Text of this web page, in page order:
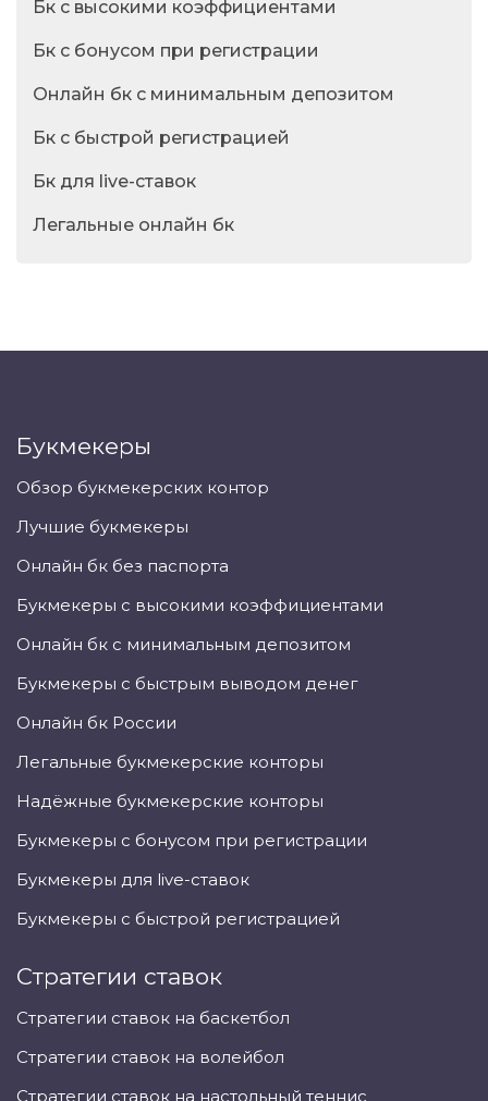
Бк с высокими коэффициентами
Бк с бонусом при регистрации
Онлайн бк с минимальным депозитом
Бк с быстрой регистрацией
Бк для live-ставок
Легальные онлайн бк
Букмекеры
Обзор букмекерских контор
Лучшие букмекеры
Онлайн бк без паспорта
Букмекеры с высокими коэффициентами
Онлайн бк с минимальным депозитом
Букмекеры с быстрым выводом денег
Онлайн бк России
Легальные букмекерские конторы
Надёжные букмекерские конторы
Букмекеры с бонусом при регистрации
Букмекеры для live-ставок
Букмекеры с быстрой регистрацией
Стратегии ставок
Стратегии ставок на баскетбол
Стратегии ставок на волейбол
Стратегии ставок на настольный теннис